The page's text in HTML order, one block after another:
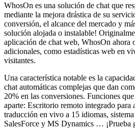
WhosOn es una solución de chat que
mediante la mejora drástica de su
conversión, el alcance del mercado y
solución alojada o instalable!
aplicación de chat web, WhosOn ahora
adicionales, como estadísticas web en
visitantes.
Una característica notable es la
chat automáticas complejas que dan
20% en las conversiones. Funciones
aparte: Escritorio remoto integrado para
traducción en vivo a 15 idiomas,
SalesForce y MS Dynamics … ¡Prueba